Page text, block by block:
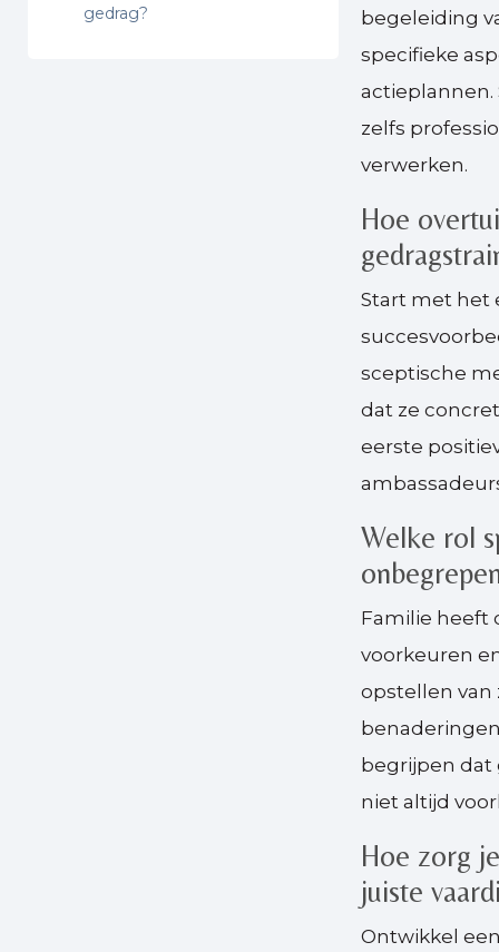
gedrag?
begeleiding
specifieke
actieplannen.
zelfs
verwerken.
Hoe
Start met het
sceptische
dat ze
eerste
Welke rol
Familie heeft
voorkeuren
opstellen van
begrijpen dat
niet altijd
Hoe zorg
juiste
Ontwikkel